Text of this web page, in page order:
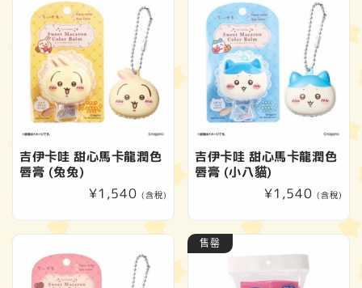
吉伊卡哇 甜心馬卡龍潤色
唇膏 (兔兔)
定
¥1,540 (含稅)
吉伊卡哇 甜心馬卡龍潤色
唇膏 (小八貓)
定
¥1,540 (含稅)
售罄